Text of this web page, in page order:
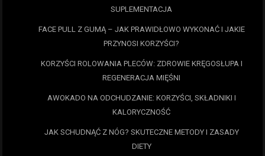
SUPLEMENTACJA
FACE PULL Z GUMĄ – JAK PRAWIDŁOWO WYKONAĆ I JAKIE
PRZYNOSI KORZYŚCI?
KORZYŚCI ROLOWANIA PLECÓW: ZDROWIE KRĘGOSŁUPA I
REGENERACJA MIĘŚNI
AWOKADO NA ODCHUDZANIE: KORZYŚCI, SKŁADNIKI I
KALORYCZNOŚĆ
JAK SCHUDNĄĆ Z NÓG? SKUTECZNE METODY I ZASADY
DIETY